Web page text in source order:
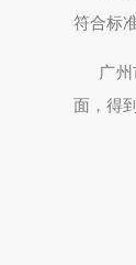
符合标
广州
面，得